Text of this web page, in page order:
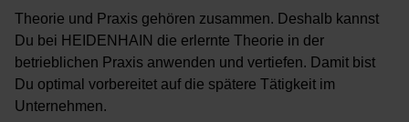
Theorie und Praxis gehören zusammen. Deshalb kannst
Du bei HEIDENHAIN die erlernte Theorie in der
betrieblichen Praxis anwenden und vertiefen. Damit bist
Du optimal vorbereitet auf die spätere Tätigkeit im
Unternehmen.